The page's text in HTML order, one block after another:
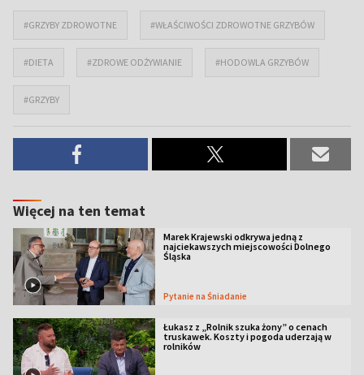
#GRZYBY ZDROWOTNE #WŁAŚCIWOŚCI ZDROWOTNE GRZYBÓW
#DIETA #ZDROWE ODŻYWIANIE #HODOWLA GRZYBÓW
#GRZYBY
Więcej na ten temat
Marek Krajewski odkrywa jedną z
najciekawszych miejscowości Dolnego
Śląska
Pytanie na Śniadanie
Łukasz z „Rolnik szuka żony” o cenach
truskawek. Koszty i pogoda uderzają w
rolników